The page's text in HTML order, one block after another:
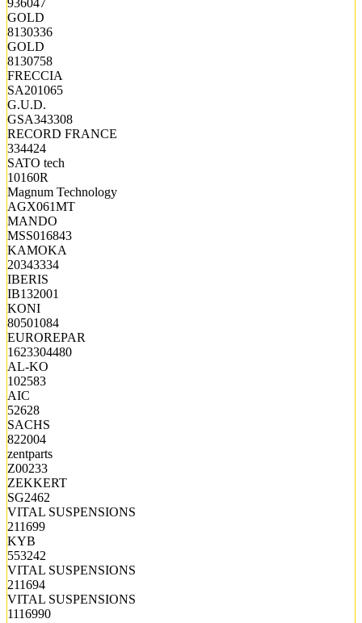
GOLD
8130336
GOLD
8130758
FRECCIA
SA201065
G.U.D.
GSA343308
RECORD FRANCE
334424
SATO tech
10160R
Magnum Technology
AGX061MT
MANDO
MSS016843
KAMOKA
20343334
IBERIS
IB132001
KONI
80501084
EUROREPAR
1623304480
AL-KO
102583
AIC
52628
SACHS
822004
zentparts
Z00233
ZEKKERT
SG2462
VITAL SUSPENSIONS
211699
KYB
553242
VITAL SUSPENSIONS
211694
VITAL SUSPENSIONS
1116990